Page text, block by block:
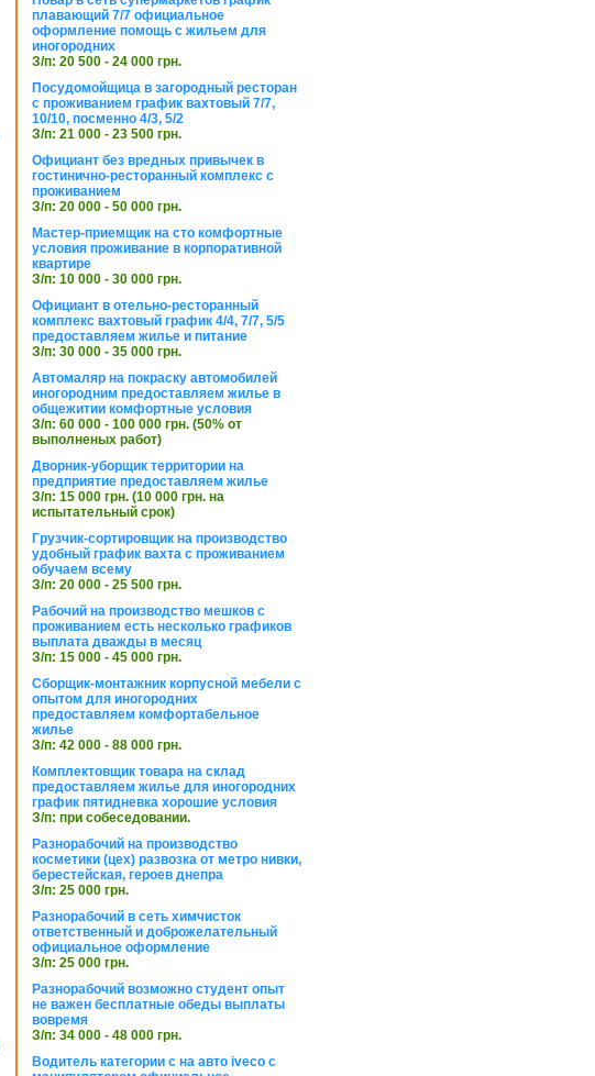
плавающий 7/7 официальное
оформление помощь с жильем для
иногородних
З/п: 20 500 - 24 000 грн.
Посудомойщица в загородный ресторан
с проживанием график вахтовый 7/7,
10/10, посменно 4/3, 5/2
З/п: 21 000 - 23 500 грн.
Официант без вредных привычек в
гостинично-ресторанный комплекс с
проживанием
З/п: 20 000 - 50 000 грн.
Мастер-приемщик на сто комфортные
условия проживание в корпоративной
квартире
З/п: 10 000 - 30 000 грн.
Официант в отельно-ресторанный
комплекс вахтовый график 4/4, 7/7, 5/5
предоставляем жилье и питание
З/п: 30 000 - 35 000 грн.
Автомаляр на покраску автомобилей
иногородним предоставляем жилье в
общежитии комфортные условия
З/п: 60 000 - 100 000 грн. (50% от
выполненых работ)
Дворник-уборщик территории на
предприятие предоставляем жилье
З/п: 15 000 грн. (10 000 грн. на
испытательный срок)
Грузчик-сортировщик на производство
удобный график вахта с проживанием
обучаем всему
З/п: 20 000 - 25 500 грн.
Рабочий на производство мешков с
проживанием есть несколько графиков
выплата дважды в месяц
З/п: 15 000 - 45 000 грн.
Сборщик-монтажник корпусной мебели с
опытом для иногородних
предоставляем комфортабельное
жилье
З/п: 42 000 - 88 000 грн.
Комплектовщик товара на склад
предоставляем жилье для иногородних
график пятидневка хорошие условия
З/п: при собеседовании.
Разнорабочий на производство
косметики (цех) развозка от метро нивки,
берестейская, героев днепра
З/п: 25 000 грн.
Разнорабочий в сеть химчисток
ответственный и доброжелательный
официальное оформление
З/п: 25 000 грн.
Разнорабочий возможно студент опыт
не важен бесплатные обеды выплаты
вовремя
З/п: 34 000 - 48 000 грн.
Водитель категории с на авто iveco с